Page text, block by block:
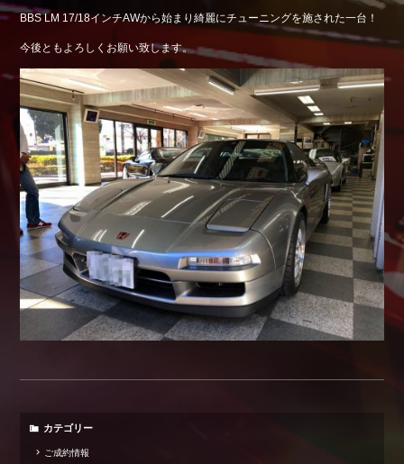
Blog
Shop info.
店舗紹介
Company
会社概要
BBS LM 17/18インチAWから始まり綺麗にチューニングを施された一台！
今後ともよろしくお願い致します。
カテゴリー
ご成約情報